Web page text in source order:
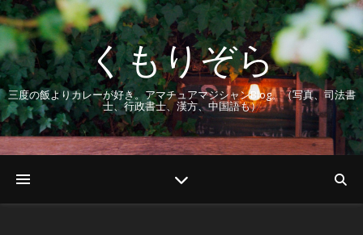
くもりぞら
三度の飯よりカレーが好き。アマチュアマジシャンBlog。（写真、司法書
士、行政書士、漢方、中国語も）